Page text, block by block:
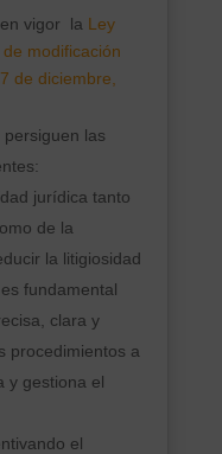
vigor la Ley
modificación
de diciembre,
las
jurídica tanto
de la
la litigiosidad
fundamental
clara y
procedimientos a
y gestiona el
el